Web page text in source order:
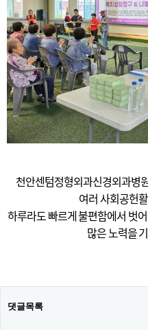
천안센텀정형외과신경외과병
여러 사회공헌
하루라도 빠르게 불편함에서 벗
많은 노력을
댓글목록